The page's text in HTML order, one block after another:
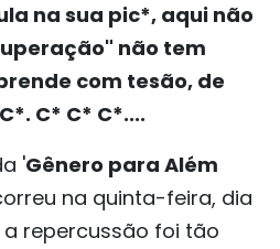
na sua pic*, aqui não
não tem
com tesão, de
C* C* C*....
'Gênero para Além
na quinta-feira, dia
a repercussão foi tão